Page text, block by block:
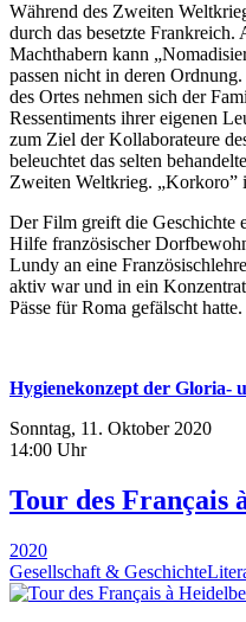
Während des Zweiten
durch das besetzte Frankreich.
Machthabern kann
passen nicht in deren
des Ortes nehmen sich der
Ressentiments ihrer eigenen
zum Ziel der Kollaborateure
beleuchtet das selten
Zweiten Weltkrieg. „Korkoro”
Der Film greift die Geschichte
Hilfe französischer
Lundy an eine
aktiv war und in ein
Pässe für Roma gefälscht hatte.
Hygienekonzept der Gloria-
Sonntag, 11. Oktober 2020
14:00 Uhr
Tour des Français
2020
Gesellschaft & Geschichte